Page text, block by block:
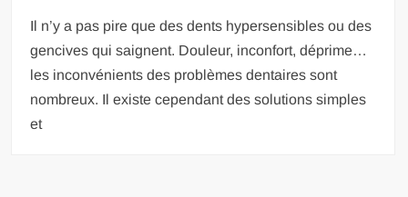
Il n’y a pas pire que des dents hypersensibles ou des
gencives qui saignent. Douleur, inconfort, déprime…
les inconvénients des problèmes dentaires sont
nombreux. Il existe cependant des solutions simples
et